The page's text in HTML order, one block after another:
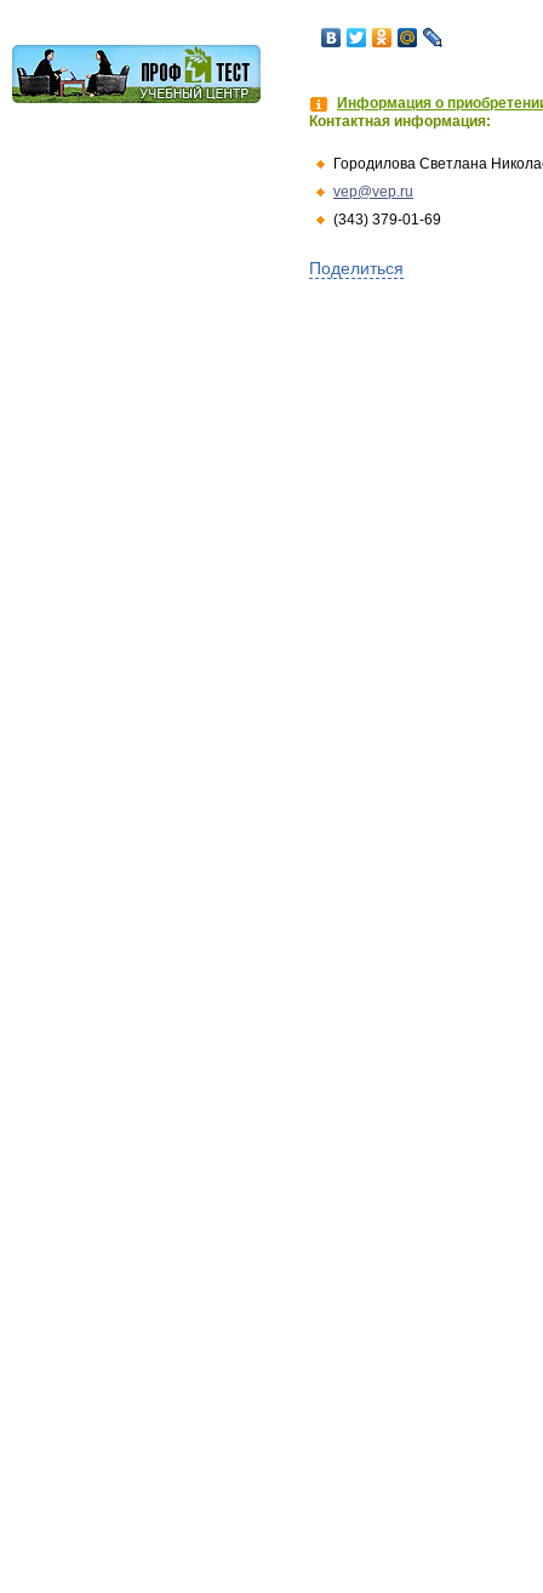
Информация о
Контактная информация:
Городилова Светлана
vep@vep.ru
(343) 379-01-69
Поделиться